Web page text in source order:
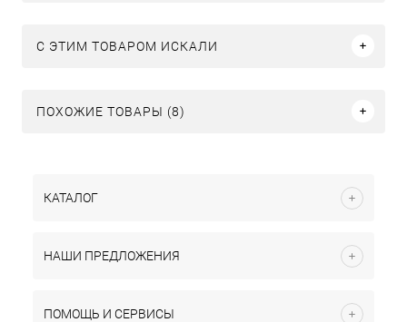
C ЭТИМ ТОВАРОМ ИСКАЛИ
ПОХОЖИЕ ТОВАРЫ (8)
КАТАЛОГ
НАШИ ПРЕДЛОЖЕНИЯ
ПОМОЩЬ И СЕРВИСЫ